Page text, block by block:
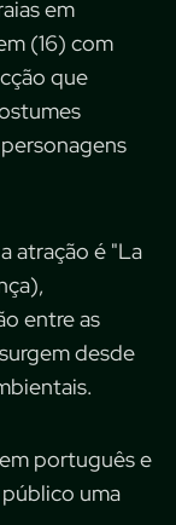
em
(16) com
que
atração é "La
entre as
desde
português e
uma